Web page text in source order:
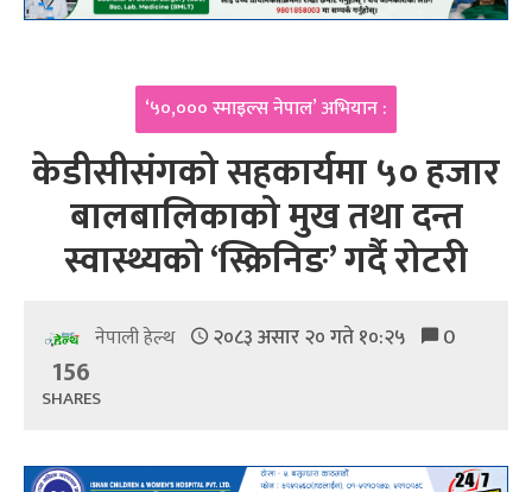
‘५०,००० स्माइल्स नेपाल’ अभियान :
केडीसीसंगको सहकार्यमा ५० हजार
बालबालिकाको मुख तथा दन्त
स्वास्थ्यको ‘स्क्रिनिङ’ गर्दै रोटरी
नेपाली हेल्थ २०८३ असार २० गते १०:२५ 0
156
SHARES